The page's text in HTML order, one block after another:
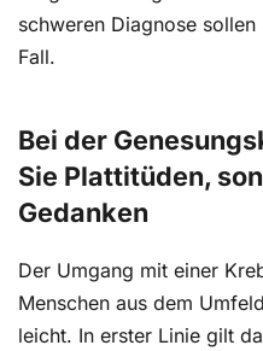
schweren Diagnose
Fall.
Bei der
Sie Plattitüden,
Gedanken
Der Umgang mit einer
Menschen aus dem
leicht. In erster Linie gilt